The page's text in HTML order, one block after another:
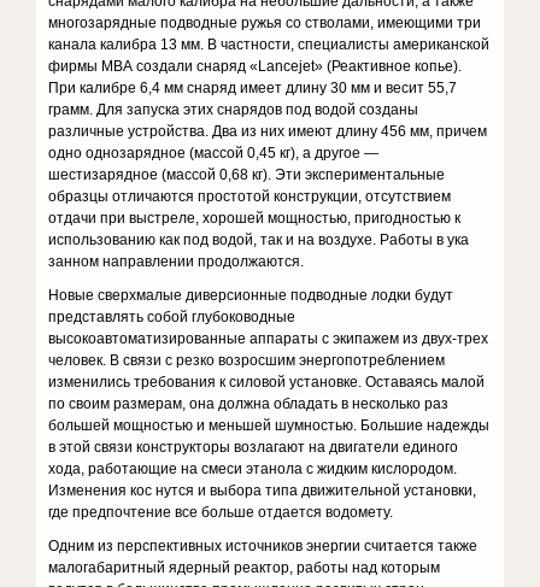
многозарядные подводные ружья со стволами, имеющими три
канала калибра 13 мм. В частности, специ­алисты американской
фирмы МВА создали снаряд «Lancejet» (Реак­тивное копье).
При калибре 6,4 мм снаряд имеет длину 30 мм и весит 55,7
грамм. Для запуска этих снарядов под водой созданы
различные устройства. Два из них имеют длину 456 мм, причем
одно однозаряд­ное (массой 0,45 кг), а другое —
шестизарядное (массой 0,68 кг). Эти экспериментальные
образцы отличаются простотой конструкции, отсутствием
отдачи при выстреле, хорошей мощностью, пригодностью к
использованию как под водой, так и на воздухе. Работы в ука
занном направлении продолжаются.
Новые сверхмалые диверсионные подводные лодки будут
пред­ставлять собой глубоководные
высокоавтоматизированные аппара­ты с экипажем из двух-трех
человек. В связи с резко возросшим энер­гопотреблением
изменились требования к силовой установке. Оставаясь малой
по своим размерам, она должна обладать в несколь­ко раз
большей мощностью и меньшей шумностью. Большие надеж­ды
в этой связи конструкторы возлагают на двигатели единого
хода, работающие на смеси этанола с жидким кислородом.
Изменения кос нутся и выбора типа движительной установки,
где предпочтение все больше отдается водомету.
Одним из перспективных источников энергии считается также
малогабаритный ядерный реактор, работы над которым